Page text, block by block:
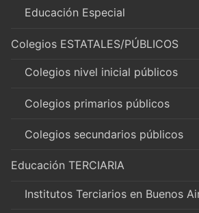
Educación Especial
Colegios ESTATALES/PÚBLICOS
Colegios nivel inicial públicos
Colegios primarios públicos
Colegios secundarios públicos
Educación TERCIARIA
Institutos Terciarios en Buenos